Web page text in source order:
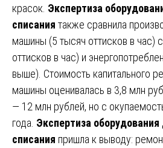
красок. Экспертиза
списания также сравнила
машины (5 тысяч оттисков в час)
оттисков в час) и
выше). Стоимость капитального
машины оценивалась в 3,8 млн
— 12 млн рублей, но с
года. Экспертиза оборудования
списания пришла к выводу: